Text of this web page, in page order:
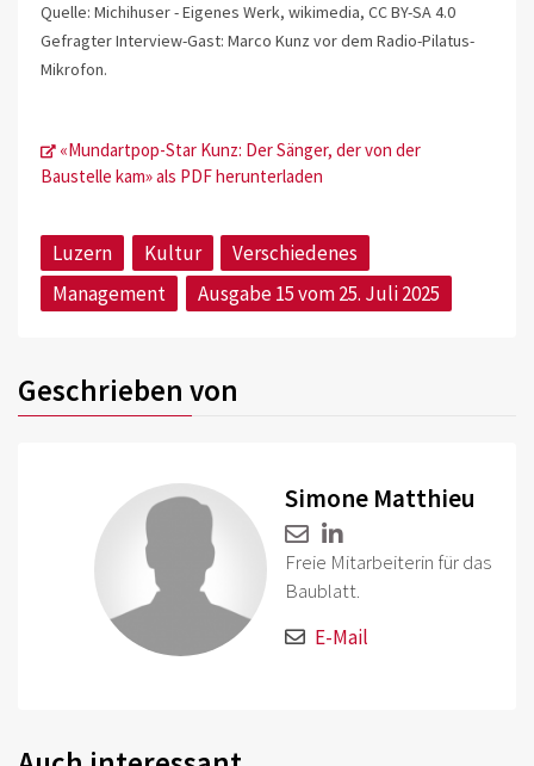
Quelle: Michihuser - Eigenes Werk, wikimedia, CC BY-SA 4.0
Gefragter Interview-Gast: Marco Kunz vor dem Radio-Pilatus-
Mikrofon.
«Mundartpop-Star Kunz: Der Sänger, der von der
Baustelle kam» als PDF herunterladen
Luzern Kultur
Verschiedenes
Management
Ausgabe 15 vom 25. Juli 2025
Geschrieben von
Simone Matthieu
Freie Mitarbeiterin für das
Baublatt.
E-Mail